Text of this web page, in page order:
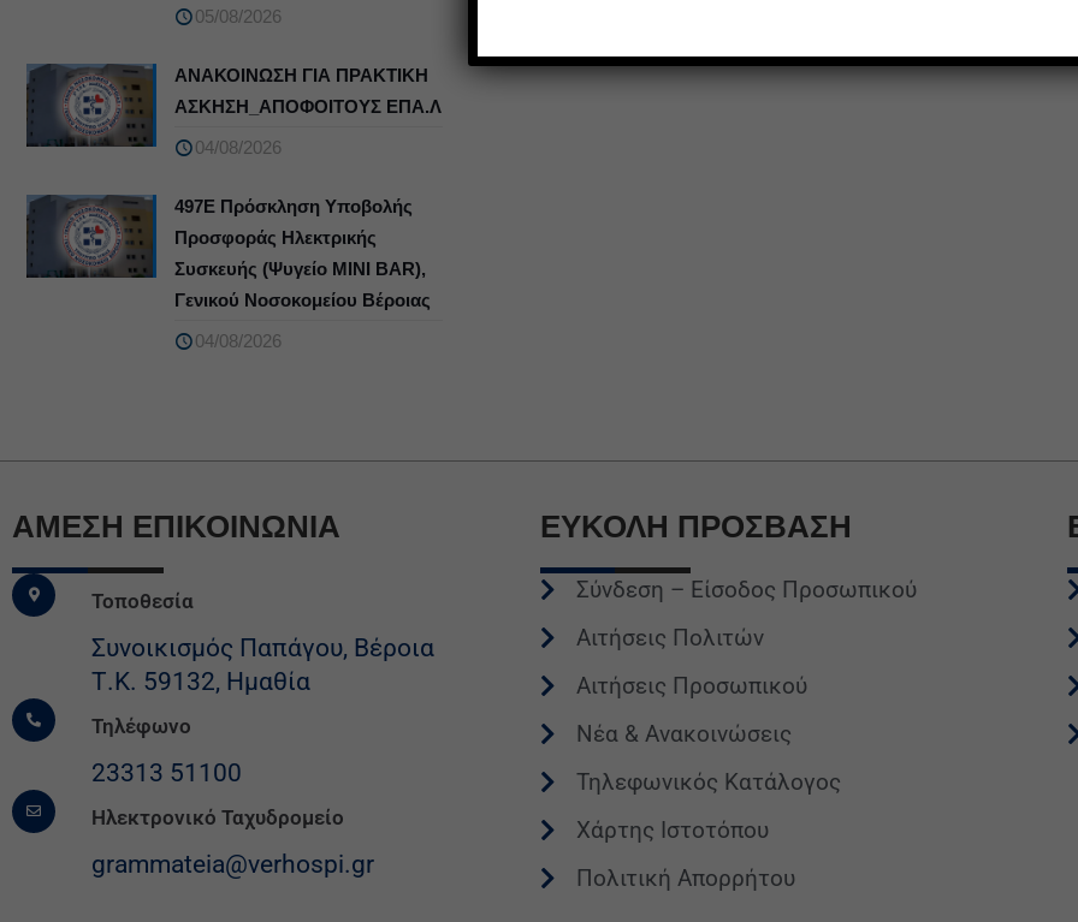
05/08/2026
ΑΝΑΚΟΙΝΩΣΗ ΓΙΑ ΠΡΑΚΤΙΚΗ
ΑΣΚΗΣΗ_ΑΠΟΦΟΙΤΟΥΣ ΕΠΑ.Λ
04/08/2026
497Ε Πρόσκληση Υποβολής
Προσφοράς Ηλεκτρικής
Συσκευής (Ψυγείο MINI BAR),
Γενικού Νοσοκομείου Βέροιας
04/08/2026
ΆΜΕΣΗ ΕΠΙΚΟΙΝΩΝΙΑ
Τοποθεσία
Συνοικισμός Παπάγου, Βέροια
Τ.Κ. 59132, Ημαθία
Τηλέφωνο
23313 51100
Ηλεκτρονικό Ταχυδρομείο
grammateia@verhospi.gr
ΕΥΚΟΛΗ ΠΡΟΣΒΑΣΗ
Σύνδεση – Είσοδος Προσωπικού
Αιτήσεις Πολιτών
Αιτήσεις Προσωπικού
Νέα & Ανακοινώσεις
Τηλεφωνικός Κατάλογος
Χάρτης Ιστοτόπου
Πολιτική Απορρήτου